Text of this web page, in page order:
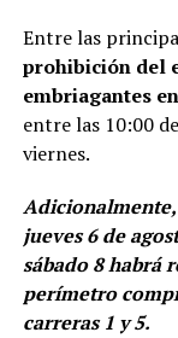
Entre las
prohibición del
embriagantes
entre las 10:00
viernes.
Adicionalmente,
jueves 6 de
sábado 8 habrá
perímetro
carreras 1 y 5.